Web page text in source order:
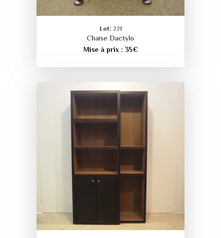
Lot: 221
Chaise Dactylo
Mise à prix : 35€